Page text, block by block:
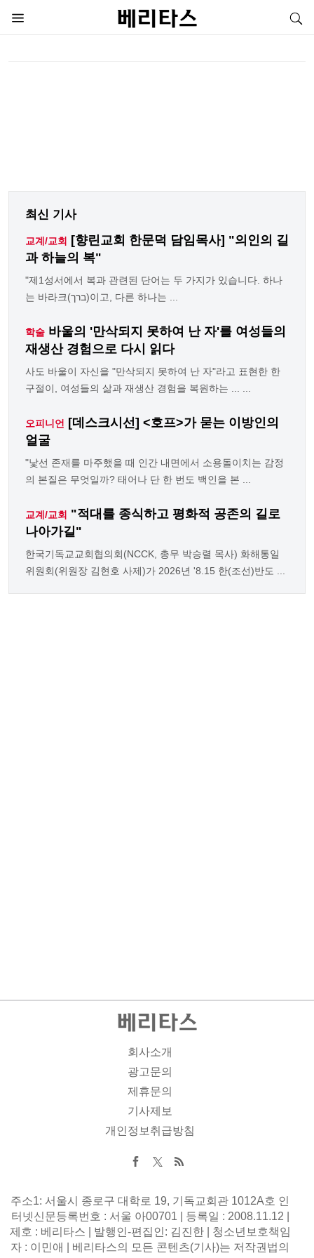
최신 기사
교계/교회
[향린교회 한문덕 담임목사] "의인의 길
과 하늘의 복"
"제1성서에서 복과 관련된 단어는 두 가지가 있습니다. 하나
는 바라크(ברך)이고, 다른 하나는 ...
학술 바울의 '만삭되지 못하여 난 자'를 여성들의
재생산 경험으로 다시 읽다
사도 바울이 자신을 "만삭되지 못하여 난 자"라고 표현한 한
구절이, 여성들의 삶과 재생산 경험을 복원하는 ... ...
오피니언 [데스크시선] <호프>가 묻는 이방인의
얼굴
"낯선 존재를 마주했을 때 인간 내면에서 소용돌이치는 감정
의 본질은 무엇일까? 태어나 단 한 번도 백인을 본 ...
교계/교회 "적대를 종식하고 평화적 공존의 길로
나아가길"
한국기독교교회협의회(NCCK, 총무 박승렬 목사) 화해통일
위원회(위원장 김현호 사제)가 2026년 '8.15 한(조선)반도 ...
회사소개
광고문의
제휴문의
기사제보
개인정보취급방침
주소1: 서울시 종로구 대학로 19, 기독교회관 1012A호 인
터넷신문등록번호 : 서울 아00701 | 등록일 : 2008.11.12 |
제호 : 베리타스 | 발행인-편집인: 김진한 | 청소년보호책임
자 : 이민애 | 베리타스의 모든 콘텐츠(기사)는 저작권법의